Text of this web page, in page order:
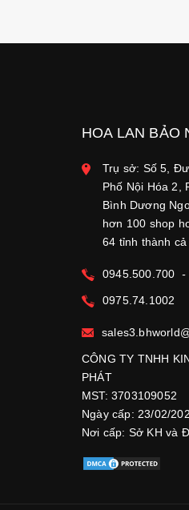
HOA LAN BẢO
Trụ sở: Số 5,
Phố Nội Hóa 2,
Bình Dương
hơn 100 shop
64 tỉnh thành cả
0945.500.700
0975.74.1002
CÔNG TY TNHH
PHÁT
MST: 3703109052
Ngày cấp: 23/02/
Nơi cấp: Sở KH và